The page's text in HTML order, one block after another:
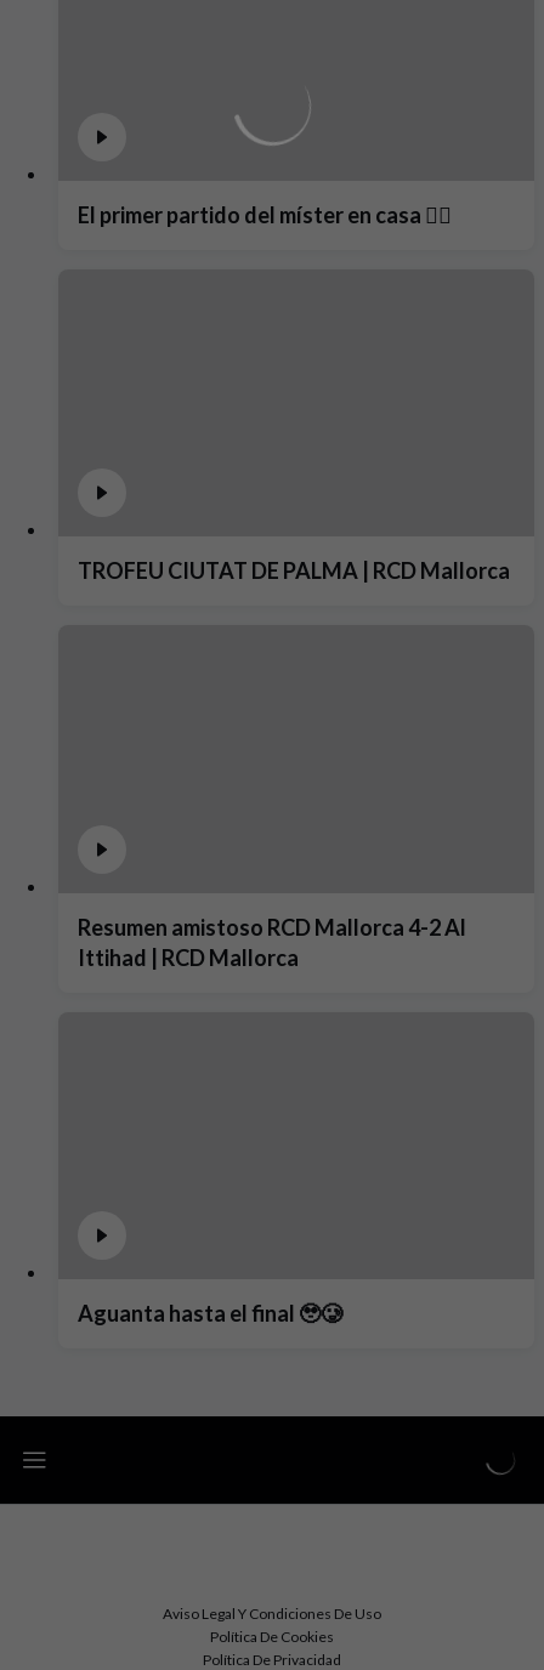
El primer partido del míster en casa ❤️‍🔥
TROFEU CIUTAT DE PALMA | RCD Mallorca
Resumen amistoso RCD Mallorca 4-2 Al
Ittihad | RCD Mallorca
Aguanta hasta el final 🥹🥲
Aviso Legal Y Condiciones De Uso
Política De Cookies
Política De Privacidad